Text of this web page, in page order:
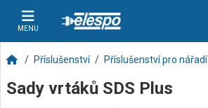
MENU
Příslušenství Příslušenství pro nářadí
Sady vrtáků SDS Plus